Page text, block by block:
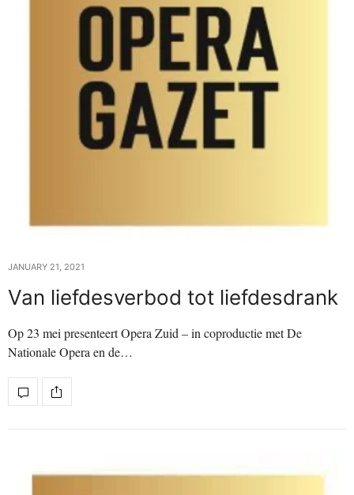
JANUARY 21, 2021
Van liefdesverbod tot liefdesdrank
Op 23 mei presenteert Opera Zuid – in coproductie met De
Nationale Opera en de…